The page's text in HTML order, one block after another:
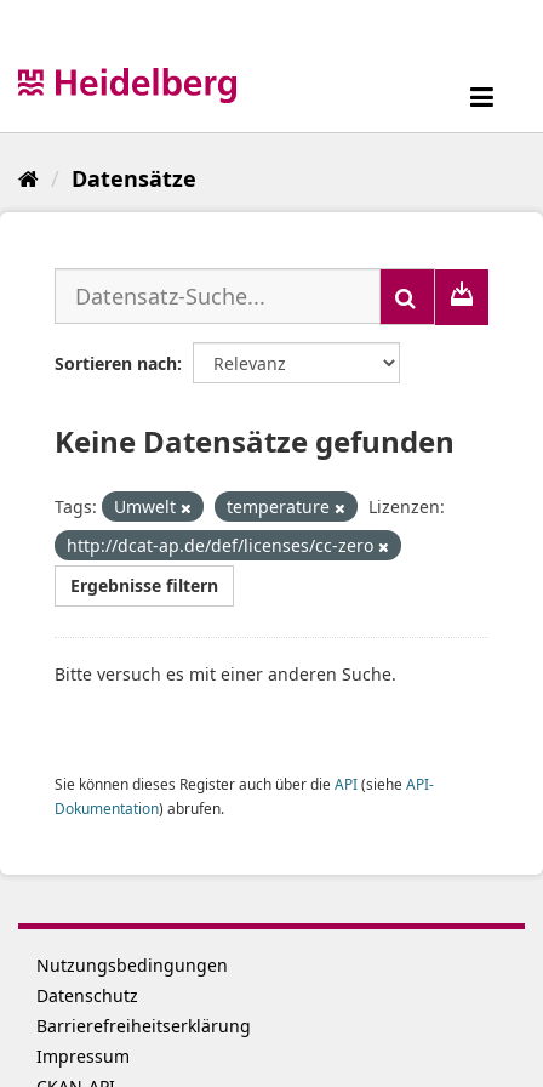
Datensätze
Sortieren nach
Keine Datensätze gefunden
Tags: Umwelt temperature
Lizenzen:
http://dcat-ap.de/def/licenses/cc-zero
Ergebnisse filtern
Bitte versuch es mit einer anderen Suche.
Sie können dieses Register auch über die API(siehe API-
Dokumentation) abrufen.
Nutzungsbedingungen
Datenschutz
Barrierefreiheitserklärung
Impressum